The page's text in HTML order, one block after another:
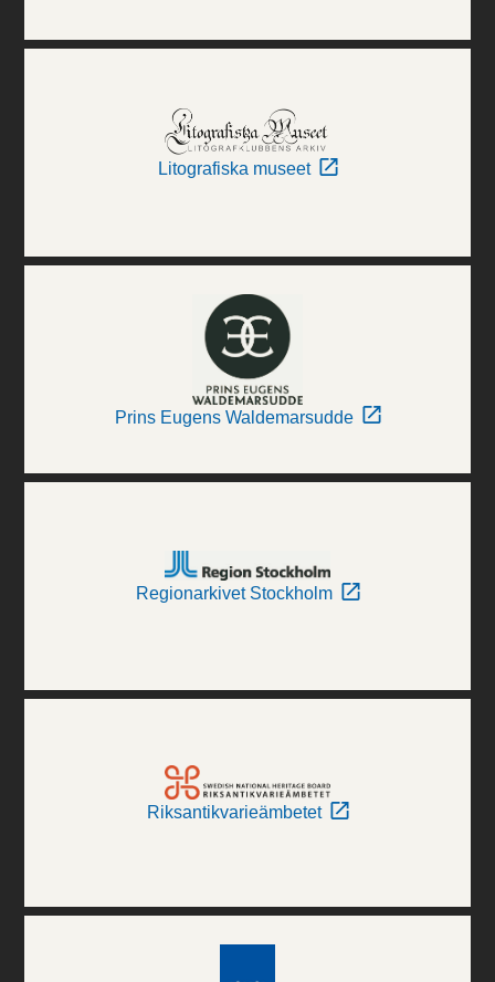
Litografiska museet
Prins Eugens Waldemarsudde
Regionarkivet Stockholm
Riksantikvarieämbetet